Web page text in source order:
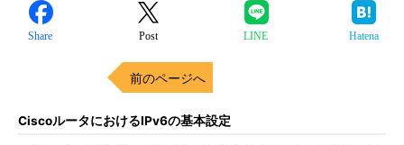
Share Post LINE Hatena
前のページへ
CiscoルータにおけるIPv6の基本設定